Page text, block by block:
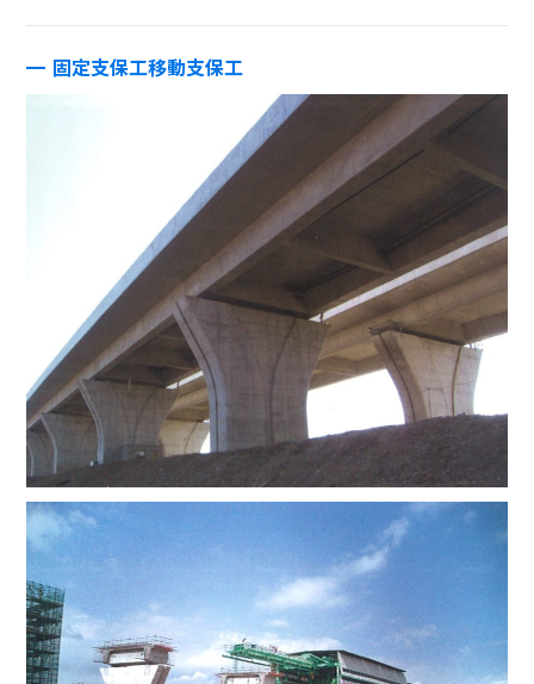
固定支保工移動支保工